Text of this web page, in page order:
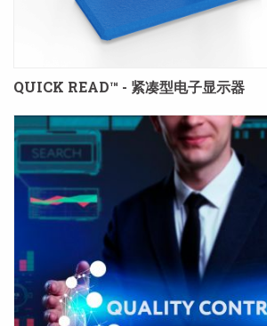
QUICK READ™ - 紧凑型电子显示器